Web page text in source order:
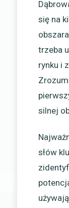
się na
trzeba
rynku i
silnej
słów